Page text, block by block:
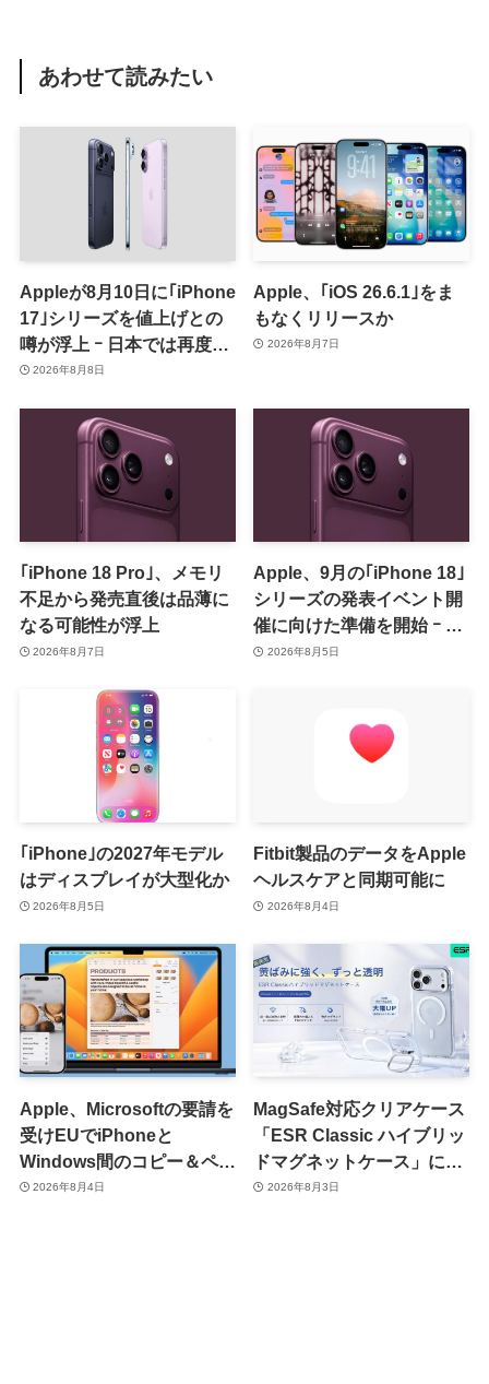
あわせて読みたい
Appleが8月10日に｢iPhone
17｣シリーズを値上げとの
噂が浮上 ｰ 日本では再度値
上げの可能性も?!
2026年8月8日
Apple、｢iOS 26.6.1｣をま
もなくリリースか
2026年8月7日
｢iPhone 18 Pro｣、メモリ
不足から発売直後は品薄に
なる可能性が浮上
2026年8月7日
Apple、9月の｢iPhone 18｣
シリーズの発表イベント開
催に向けた準備を開始 ｰ 9
月8日か9月9日に開催見込
2026年8月5日
｢iPhone｣の2027年モデル
はディスプレイが大型化か
2026年8月5日
Fitbit製品のデータをApple
ヘルスケアと同期可能に
2026年8月4日
Apple、Microsoftの要請を
受けEUでiPhoneと
Windows間のコピー＆ペー
スト機能を提供へ
2026年8月4日
MagSafe対応クリアケース
「ESR Classic ハイブリッ
ドマグネットケース」に黄
ばみへの耐久性を向上させ
2026年8月3日